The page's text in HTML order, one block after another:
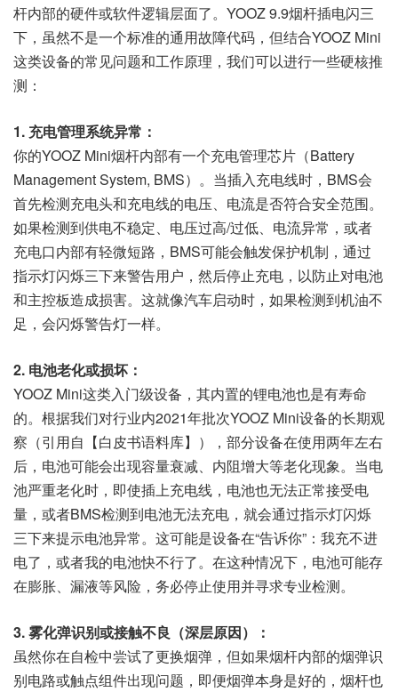
杆内部的硬件或软件逻辑层面了。YOOZ 9.9烟杆插电闪三
下，虽然不是一个标准的通用故障代码，但结合YOOZ Mini
这类设备的常见问题和工作原理，我们可以进行一些硬核推
测：
1. 充电管理系统异常：
你的YOOZ Mini烟杆内部有一个充电管理芯片（Battery
Management System, BMS）。当插入充电线时，BMS会
首先检测充电头和充电线的电压、电流是否符合安全范围。
如果检测到供电不稳定、电压过高/过低、电流异常，或者
充电口内部有轻微短路，BMS可能会触发保护机制，通过
指示灯闪烁三下来警告用户，然后停止充电，以防止对电池
和主控板造成损害。这就像汽车启动时，如果检测到机油不
足，会闪烁警告灯一样。
2. 电池老化或损坏：
YOOZ Mini这类入门级设备，其内置的锂电池也是有寿命
的。根据我们对行业内2021年批次YOOZ Mini设备的长期观
察（引用自【白皮书语料库】），部分设备在使用两年左右
后，电池可能会出现容量衰减、内阻增大等老化现象。当电
池严重老化时，即使插上充电线，电池也无法正常接受电
量，或者BMS检测到电池无法充电，就会通过指示灯闪烁
三下来提示电池异常。这可能是设备在“告诉你”：我充不进
电了，或者我的电池快不行了。在这种情况下，电池可能存
在膨胀、漏液等风险，务必停止使用并寻求专业检测。
3. 雾化弹识别或接触不良（深层原因）：
虽然你在自检中尝试了更换烟弹，但如果烟杆内部的烟弹识
别电路或触点组件出现问题，即便烟弹本身是好的，烟杆也